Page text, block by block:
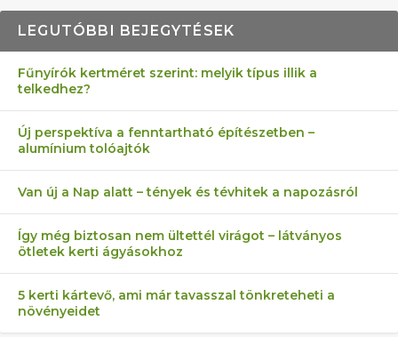
AZ ÖNELLÁTÁS 13 PONTJA
KEZDŐKNEK
6 LEGJOBB NÖVÉNY SZOMSZÉD
ELLEN
MÁRPEDIG A TŰZIJÁTÉK NEM MENŐ!
FÉLREÉRTETT KERTÉSZKEDÉS:
TÉRKŐ ÉS MURVA
AKI ELDOBÁLJA A CIGICSIKKEKET,
AZ EGY KÖ…
LEGUTÓBBI BEJEGYTÉSEK
Fűnyírók kertméret szerint: melyik típus illik a
telkedhez?
Új perspektíva a fenntartható építészetben –
alumínium tolóajtók
Van új a Nap alatt – tények és tévhitek a napozásról
Így még biztosan nem ültettél virágot – látványos
ötletek kerti ágyásokhoz
5 kerti kártevő, ami már tavasszal tönkreteheti a
növényeidet